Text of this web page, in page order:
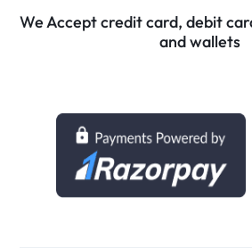
We Accept credit card, debit
and wallets